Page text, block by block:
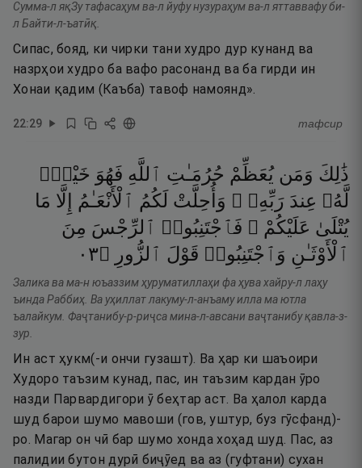
Сумма-л яқЗу тафасаҳум ва-л йуфу нузураҳум ва-л яттаввафу би-
л Байти-л-ъатӣқ.
Сипас, бояд, ки чирки тани худро дур кунанд ва
назрҳои худро ба вафо расонанд ва ба гирди ин
Хонаи қадим (Каъба) тавоф намоянд».
22:29 тафсир
ذَٰلِكَ وَمَن يُعَظِّمْ حُرُمَـٰتِ ٱللَّهِ فَهُوَ خَيْرٌۭ
لَّهُۥ عِندَ رَبِّهِۦ ۗ وَأُحِلَّتْ لَكُمُ ٱلْأَنْعَـٰمُ إِلَّا مَا
يُتْلَىٰ عَلَيْكُمْ ۖ فَٱجْتَنِبُوا۟ ٱلرِّجْسَ مِنَ
ٱلْأَوْثَـٰنِ وَٱجْتَنِبُوا۟ قَوْلَ ٱلزُّورِ ۝٣٠
Залика ва ма-н юъаззим ҳуруматиллаҳи фа ҳува хайру-л лаҳу
ъинда Раббиҳ. Ва уҳиллат лакуму-л-анъаму илла ма ютла
ъалайкум. Фаҷтанибу-р-риҷса мина-л-авсани ваҷтанибу қавла-з-
зур.
Ин аст ҳукм(-и ончи гузашт). Ва ҳар ки шаъоири
Худоро таъзим кунад, пас, ин таъзим кардан ӯро
назди Парвардигори ӯ беҳтар аст. Ва ҳалол карда
шуд барои шумо мавоши (гов, уштур, буз гӯсфанд)-
ро. Магар он чӣ бар шумо хонда хоҳад шуд. Пас, аз
палидии бутон дурӣ биҷӯед ва аз (гуфтани) сухан